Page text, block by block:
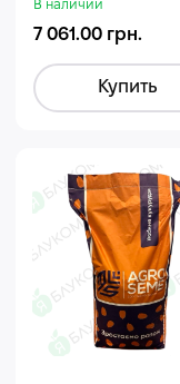
В наличии
7 061.00 грн.
Купить